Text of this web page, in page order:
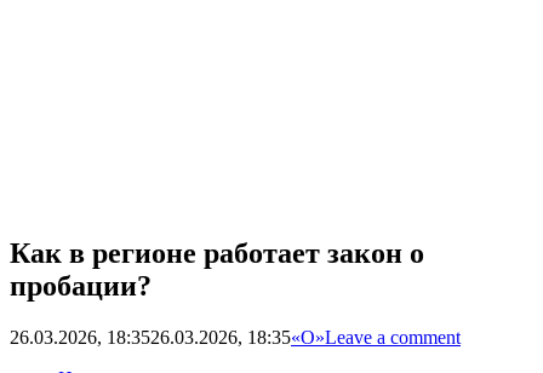
Как в регионе работает закон о
пробации?
26.03.2026, 18:3526.03.2026, 18:35«О»Leave a comment